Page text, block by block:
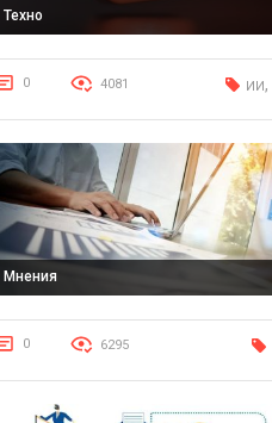
Техно
0 4081 ИИ,
Мнения
0 6295